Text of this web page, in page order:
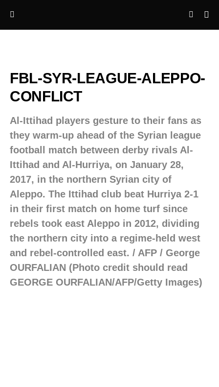
FBL-SYR-LEAGUE-ALEPPO-
CONFLICT
Al-Ittihad players gesture to their fans as
they warm-up ahead of the Syrian league
football match between derby rivals Al-
Ittihad and Al-Hurriya, on January 28,
2017, in the northern Syrian city of
Aleppo. The Ittihad club beat Hurriya 2-1
in their first match on home turf since
rebels took east Aleppo in 2012, dividing
the northern city into a regime-held west
and rebel-controlled east. / AFP / George
OURFALIAN (Photo credit should read
GEORGE OURFALIAN/AFP/Getty Images)